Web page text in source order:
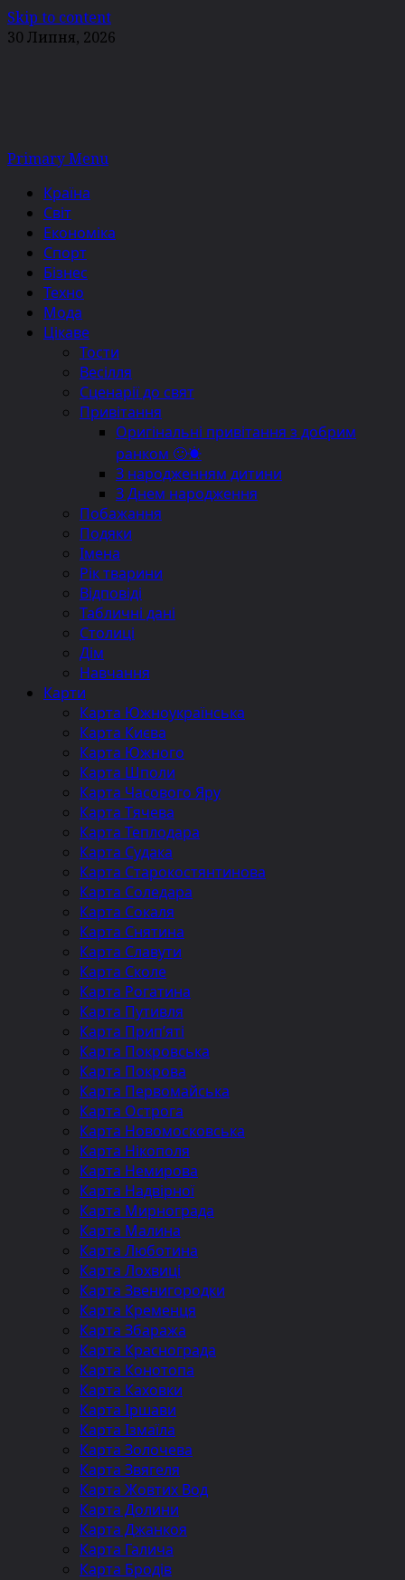
Skip to content
30 Липня, 2026
Primary Menu
Країна
Світ
Економіка
Спорт
Бізнес
Техно
Мода
Цікаве
Тости
Весілля
Сценарії до свят
Привітання
Оригінальні привітання з добрим
ранком 🙂☀️
З народженням дитини
З Днем народження
Побажання
Подяки
Імена
Рік тварини
Відповіді
Табличні дані
Столиці
Дім
Навчання
Карти
Карта Южноукраїнська
Карта Києва
Карта Южного
Карта Шполи
Карта Часового Яру
Карта Тячева
Карта Теплодара
Карта Судака
Карта Старокостянтинова
Карта Соледара
Карта Сокаля
Карта Снятина
Карта Славути
Карта Сколе
Карта Рогатина
Карта Путивля
Карта Прип’яті
Карта Покровська
Карта Покрова
Карта Первомайська
Карта Острога
Карта Новомосковська
Карта Нікополя
Карта Немирова
Карта Надвірної
Карта Мирнограда
Карта Малина
Карта Люботина
Карта Лохвиці
Карта Звенигородки
Карта Кременця
Карта Збаража
Карта Краснограда
Карта Конотопа
Карта Каховки
Карта Іршави
Карта Ізмаїла
Карта Золочева
Карта Звягеля
Карта Жовтих Вод
Карта Долини
Карта Джанкоя
Карта Галича
Карта Бродів